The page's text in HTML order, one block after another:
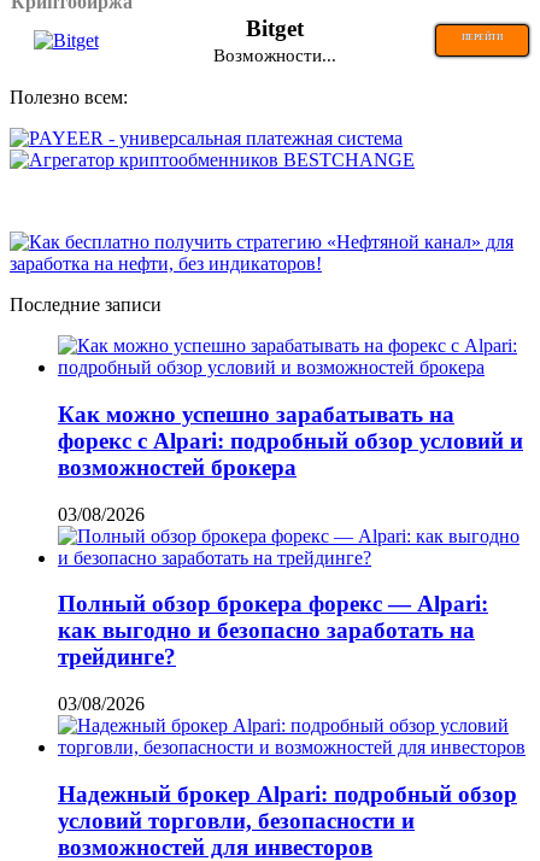
Bitget ПЕРЕЙТИ
Возможности...
Полезно всем:
Последние записи
Как можно успешно зарабатывать на
форекс с Alpari: подробный обзор условий и
возможностей брокера
03/08/2026
Полный обзор брокера форекс — Alpari:
как выгодно и безопасно заработать на
трейдинге?
03/08/2026
Надежный брокер Alpari: подробный обзор
условий торговли, безопасности и
возможностей для инвесторов